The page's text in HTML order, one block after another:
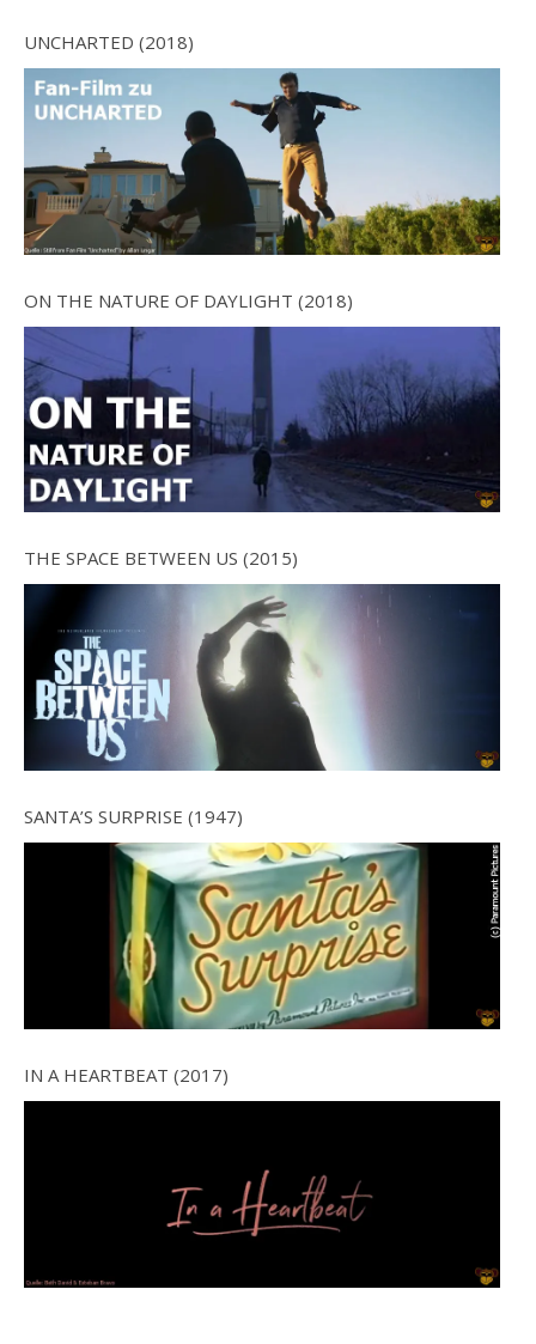
UNCHARTED (2018)
ON THE NATURE OF DAYLIGHT (2018)
THE SPACE BETWEEN US (2015)
SANTA’S SURPRISE (1947)
IN A HEARTBEAT (2017)